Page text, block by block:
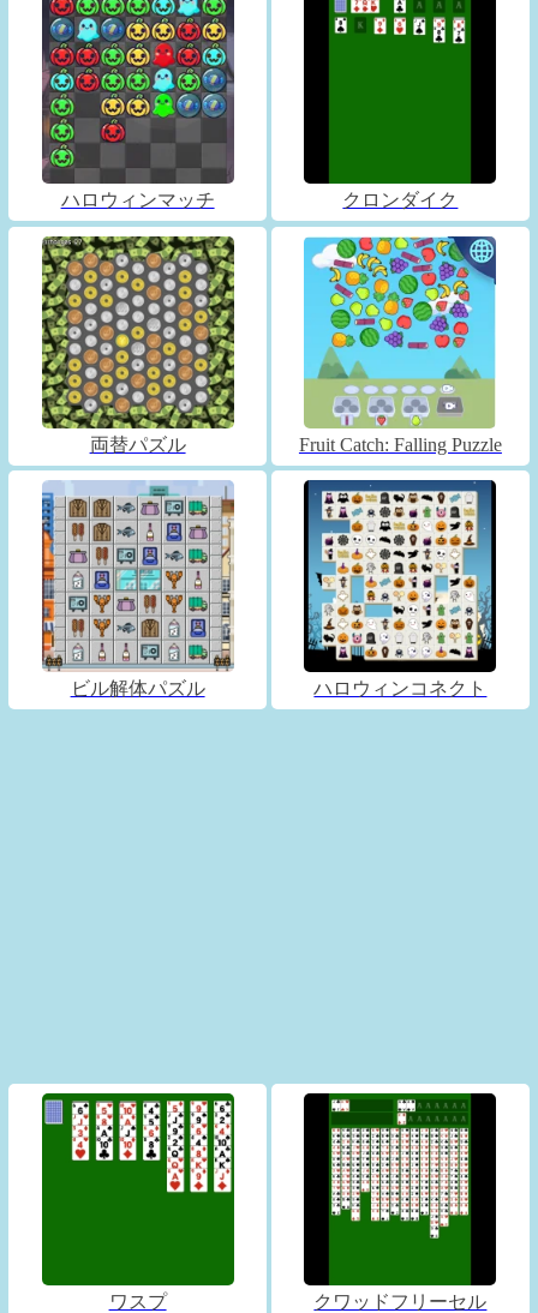
ハロウィンマッチ クロンダイク
両替パズル Fruit Catch: Falling Puzzle
ビル解体パズル ハロウィンコネクト
ワスプ クワッドフリーセル